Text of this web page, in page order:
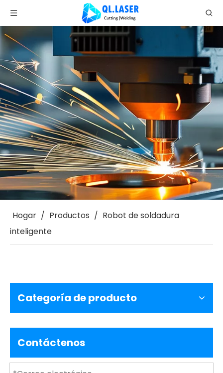
Hogar / Productos / Robot de soldadura
inteligente
Categoría de producto
Contáctenos